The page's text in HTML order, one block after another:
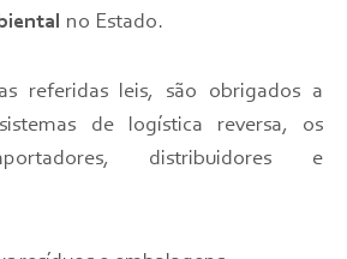
no Estado.
referidas leis, são obrigados a
de logística reversa, os
distribuidores e